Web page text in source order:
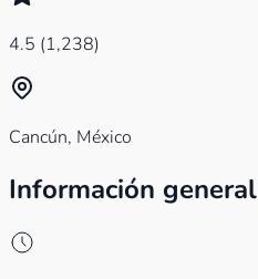
4.5 (1,238)
Cancún, México
Información general